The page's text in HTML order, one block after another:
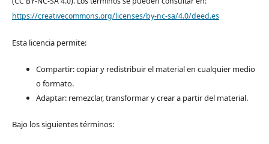
https://creativecommons.org/licenses/by-nc-sa/4.0/deed.es
Esta licencia permite:
Compartir: copiar y redistribuir el material en cualquier medio
o formato.
Adaptar: remezclar, transformar y crear a partir del material.
Bajo los siguientes términos: